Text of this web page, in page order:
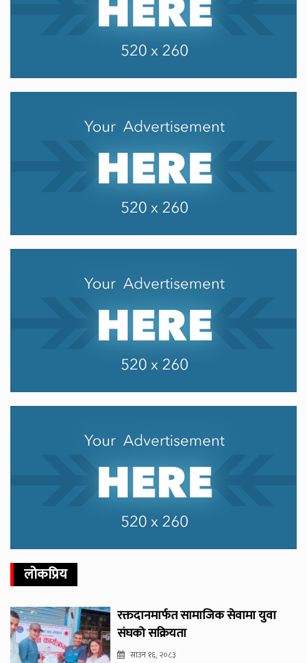
लोकप्रिय
रक्तदानमार्फत सामाजिक सेवामा युवा
संघको सक्रियता
साउन १६, २०८३